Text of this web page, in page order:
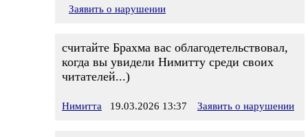
Заявить о нарушении
считайте Брахма вас облагодетельствовал,
когда вы увидели Нимитту среди своих
читателей...)
Нимитта 19.03.2026 13:37 Заявить о нарушении